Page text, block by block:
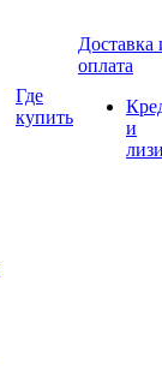
Где
купить
Доставка
оплата
и